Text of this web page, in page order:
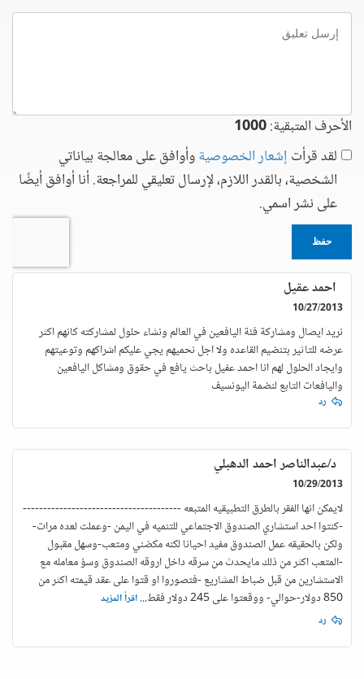
إرسل
تعليق
الأحرف المتبقية:1000
لقد قرأت إشعار الخصوصيةوأوافق على معالجة بياناتي
الشخصية، بالقدر اللازم، لإرسال تعليقي للمراجعة. أنا أوافق أيضًا
على نشر اسمي.
حفظ
احمد عقيل
10/27/2013
نريد ايصال ومشاركة فئة اليافعين في العالم ونشاء حلول لمشاركته كانهم اكثر
عرضه للتاثير بتنضيم القاعده ولا اجل نحميهم يجي عليكم اشراكهم وتوعيتهم
وايجاد الحلول لهم انا احمد عفيل باحث يافع في حقوق ومشاكل اليافعين
واليافعات التابع لنضمة اليونسيف
رد
د/عبدالناصر احمد الدهبلي
10/29/2013
لايمكن انها الفقر بالطرق التطبيقيه المتبعه ---------------------------------------
-كنتوا احد استشاري الصندوق الاجتماعي للتنميه في اليمن -وعملت لعده مرات-
ولكن بالحقيقه عمل الصندوق مفيد احيانا لكنه مكضني ومتعب-وسهل مقبول
-المتعب اكثر من ذلك مايحدث من سرقه داخل اروقه الصندوق وسؤ معامله مع
الاستشارين من قبل ضباط المشاريع -فتصوروا او قتوا على عقد قيمته اكثر من
850 دولار-حوالي- ووقعتوا على 245 دولار فقط
...اقرأ المزيد
رد